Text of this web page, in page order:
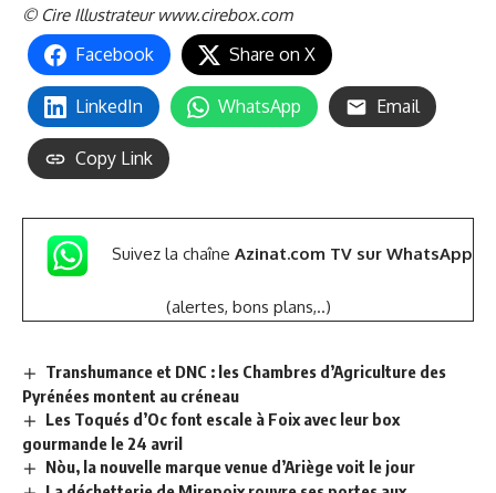
© Cire Illustrateur www.cirebox.com
Facebook Share on X
LinkedIn WhatsApp Email
Copy Link
Suivez la chaîne Azinat.com TV sur WhatsApp
(alertes, bons plans,..)
Transhumance et DNC : les Chambres d’Agriculture des
Pyrénées montent au créneau
Les Toqués d’Oc font escale à Foix avec leur box
gourmande le 24 avril
Nòu, la nouvelle marque venue d’Ariège voit le jour